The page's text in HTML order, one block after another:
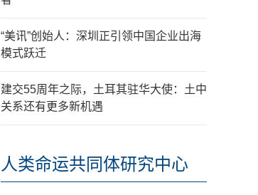
“美讯”创始人：深圳正引领中国企业出海
模式跃迁
建交55周年之际，土耳其驻华大使：土中
关系还有更多新机遇
人类命运共同体研究中心